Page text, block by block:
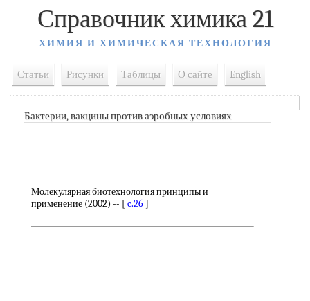
Справочник химика 21
ХИМИЯ И ХИМИЧЕСКАЯ ТЕХНОЛОГИЯ
Статьи Рисунки Таблицы О сайте English
Бактерии, вакцины против аэробных условиях
Молекулярная биотехнология принципы и
применение (2002) -- [ c.26]